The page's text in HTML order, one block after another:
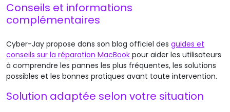
Conseils et informations
complémentaires
Cyber-Jay propose dans son blog officiel des guides et
conseils sur la réparation MacBook pour aider les utilisateurs
à comprendre les pannes les plus fréquentes, les solutions
possibles et les bonnes pratiques avant toute intervention.
Solution adaptée selon votre situation